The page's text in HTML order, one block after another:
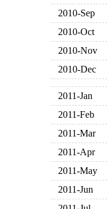
2010-Sep
2010-Oct
2010-Nov
2010-Dec
2011-Jan
2011-Feb
2011-Mar
2011-Apr
2011-May
2011-Jun